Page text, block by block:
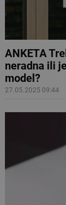
ANKETA
neradna ili
model?
27.05.2025 09:44